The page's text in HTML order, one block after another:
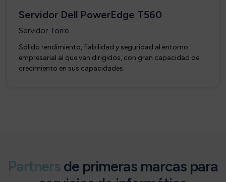
Servidor Dell PowerEdge T560
Servidor Torre
Sólido rendimiento, fiabilidad y seguridad al entorno
empresarial al que van dirigidos, con gran capacidad de
crecimiento en sus capacidades.
Partners de primeras marcas para